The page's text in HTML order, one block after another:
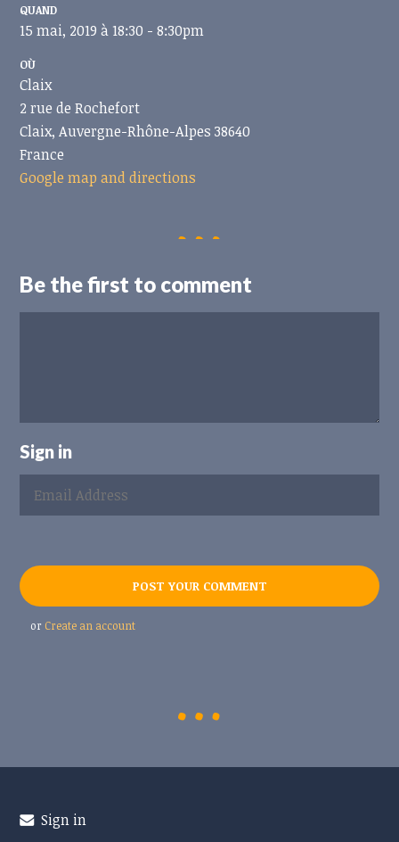
QUAND
15 mai, 2019 à 18:30 - 8:30pm
OÙ
Claix
2 rue de Rochefort
Claix, Auvergne-Rhône-Alpes 38640
France
Google map and directions
Be the first to comment
Sign in
or Create an account
Sign in